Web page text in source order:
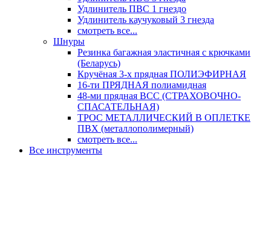
Удлинитель ПВС 1 гнездо
Удлинитель каучуковый 3 гнезда
смотреть все...
Шнуры
Резинка багажная эластичная с крючками
(Беларусь)
Кручёная 3-х прядная ПОЛИЭФИРНАЯ
16-ти ПРЯДНАЯ полиамидная
48-ми прядная ВСС (СТРАХОВОЧНО-
СПАСАТЕЛЬНАЯ)
ТРОС МЕТАЛЛИЧЕСКИЙ В ОПЛЕТКЕ
ПВХ (металлополимерный)
смотреть все...
Все инструменты